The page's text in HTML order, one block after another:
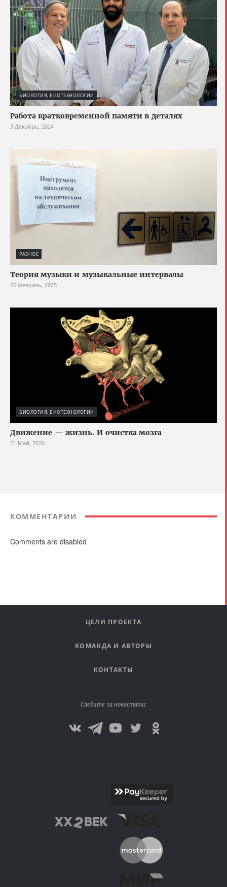
БИОЛОГИЯ, БИОТЕХНОЛОГИИ
Работа кратковременной памяти в деталях
3 Декабрь, 2024
РАЗНОЕ
Теория музыки и музыкальные интервалы
26 Февраль, 2025
БИОЛОГИЯ, БИОТЕХНОЛОГИИ
Движение — жизнь. И очистка мозга
21 Май, 2026
КОММЕНТАРИИ
Comments are disabled
ЦЕЛИ ПРОЕКТА
КОМАНДА И АВТОРЫ
КОНТАКТЫ
Следите за новостями: